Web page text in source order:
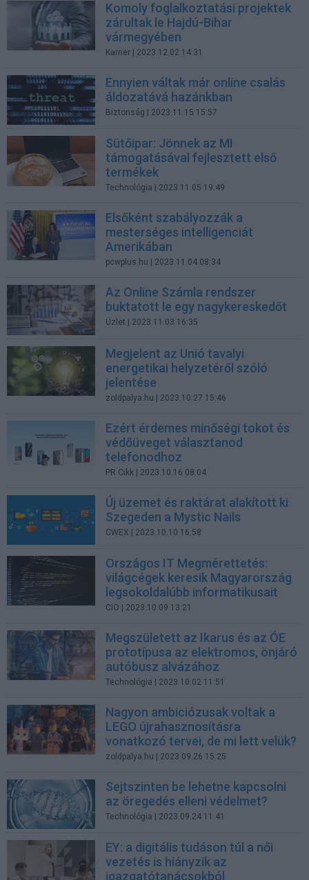
Komoly foglalkoztatási projektek
zárultak le Hajdú-Bihar
vármegyében
Karrier | 2023.12.02 14:31
Ennyien váltak már online csalás
áldozatává hazánkban
Biztonság | 2023.11.15 15:57
Sütőipar: Jönnek az MI
támogatásával fejlesztett első
termékek
Technológia | 2023.11.05 19:49
Elsőként szabályozzák a
mesterséges intelligenciát
Amerikában
pcwplus.hu | 2023.11.04 08:34
Az Online Számla rendszer
buktatott le egy nagykereskedőt
Üzlet | 2023.11.03 16:35
Megjelent az Unió tavalyi
energetikai helyzetéről szóló
jelentése
zoldpalya.hu | 2023.10.27 15:46
Ezért érdemes minőségi tokot és
védőüveget választanod
telefonodhoz
PR Cikk | 2023.10.16 08:04
Új üzemet és raktárat alakított ki
Szegeden a Mystic Nails
CWEX | 2023.10.10 16:58
Országos IT Megmérettetés:
világcégek keresik Magyarország
legsokoldalúbb informatikusait
CIO | 2023.10.09 13:21
Megszületett az Ikarus és az ÓE
prototípusa az elektromos, önjáró
autóbusz alvázához
Technológia | 2023.10.02 11:51
Nagyon ambiciózusak voltak a
LEGO újrahasznosításra
vonatkozó tervei, de mi lett velük?
zoldpalya.hu | 2023.09.26 15:25
Sejtszinten be lehetne kapcsolni
az öregedés elleni védelmet?
Technológia | 2023.09.24 11:41
EY: a digitális tudáson túl a női
vezetés is hiányzik az
igazgatótanácsokból